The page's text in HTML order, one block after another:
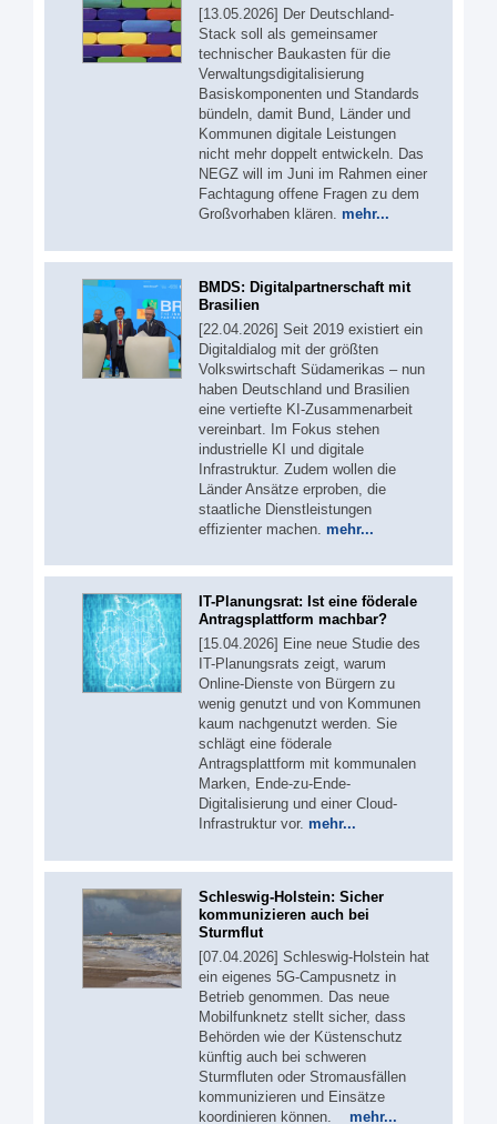
[13.05.2026] Der Deutschland-
Stack soll als gemeinsamer
technischer Baukasten für die
Verwaltungsdigitalisierung
Basiskomponenten und Standards
bündeln, damit Bund, Länder und
Kommunen digitale Leistungen
nicht mehr doppelt entwickeln. Das
NEGZ will im Juni im Rahmen einer
Fachtagung offene Fragen zu dem
Großvorhaben klären. mehr...
BMDS: Digitalpartnerschaft mit
Brasilien
[22.04.2026] Seit 2019 existiert ein
Digitaldialog mit der größten
Volkswirtschaft Südamerikas – nun
haben Deutschland und Brasilien
eine vertiefte KI-Zusammenarbeit
vereinbart. Im Fokus stehen
industrielle KI und digitale
Infrastruktur. Zudem wollen die
Länder Ansätze erproben, die
staatliche Dienstleistungen
effizienter machen. mehr...
IT-Planungsrat: Ist eine föderale
Antragsplattform machbar?
[15.04.2026] Eine neue Studie des
IT-Planungsrats zeigt, warum
Online-Dienste von Bürgern zu
wenig genutzt und von Kommunen
kaum nachgenutzt werden. Sie
schlägt eine föderale
Antragsplattform mit kommunalen
Marken, Ende-zu-Ende-
Digitalisierung und einer Cloud-
Infrastruktur vor. mehr...
Schleswig-Holstein: Sicher
kommunizieren auch bei
Sturmflut
[07.04.2026] Schleswig-Holstein hat
ein eigenes 5G‑Campusnetz in
Betrieb genommen. Das neue
Mobilfunknetz stellt sicher, dass
Behörden wie der Küstenschutz
künftig auch bei schweren
Sturmfluten oder Stromausfällen
kommunizieren und Einsätze
koordinieren können. mehr...